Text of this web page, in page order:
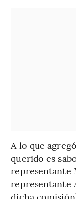
A lo que
querido es
representante
representante
dicha